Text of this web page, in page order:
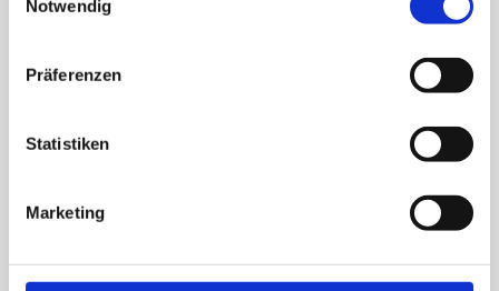
Notwendig
Präferenzen
Statistiken
Marketing